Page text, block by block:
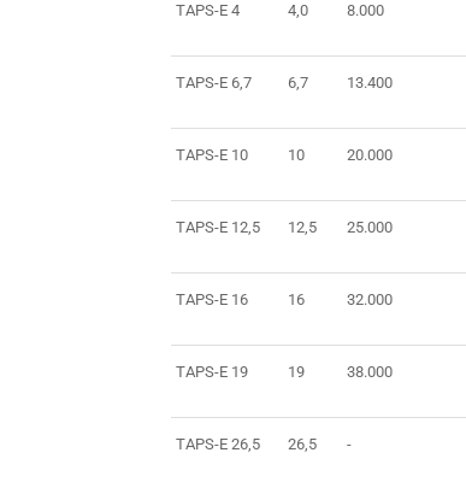
TAPS-E 4 4,0 8.000
TAPS-E 6,7 6,7 13.400
TAPS-E 10 10 20.000
TAPS-E 12,5 12,5 25.000
TAPS-E 16 16 32.000
TAPS-E 19 19 38.000
TAPS-E 26,5 26,5 -